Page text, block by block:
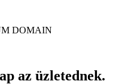
DOMAIN
az üzletednek.